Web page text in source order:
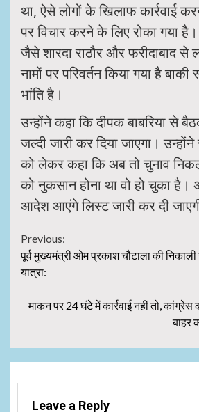
था, ऐसे लोगों के खिलाफ कार्रवाई
पर विचार करने के लिए रोका गया
जैसे शारदा राठौर और फरीदाबाद से
नामों पर परिवर्तन किया गया है
भांति है।
उन्होंने कहा कि दीपक बाबरिया से
जल्दी जारी कर दिया जाएगा।
को लेकर कहा कि अब तो चुनाव
को नुकसान होना था वो हो चुका
आदेश आएंगे लिस्ट जारी कर दी
Continue
Reading
Previous:
पूर्व मुख्यमंत्री ओम प्रकाश चौटाला की
यात्रा:
माकन पर 24 घंटे में कार्रवाई नहीं तो,
बाहर
Leave a Reply